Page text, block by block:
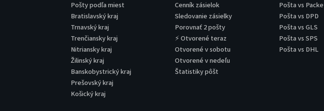
Pošty podľa miest
Bratislavský kraj
Trnavský kraj
Trenčiansky kraj
Nitriansky kraj
Žilinský kraj
Banskobystrický kraj
Prešovský kraj
Košický kraj
Cenník zásielok
Sledovanie zásielky
Porovnať 2 pošty
⚡ Otvorené teraz
Otvorené v sobotu
Otvorené v nedeľu
Štatistiky pôšt
Pošta vs
Pošta vs DPD
Pošta vs GLS
Pošta vs SPS
Pošta vs DHL